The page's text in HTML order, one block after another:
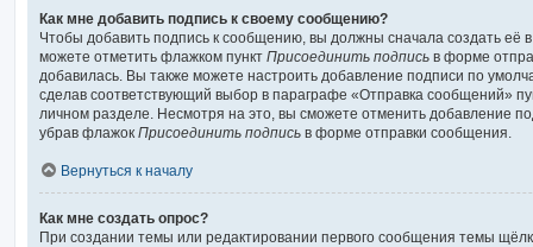
Как мне добавить подпись к своему сообщению?
Чтобы добавить подпись к сообщению, вы должны сначала создать её
можете отметить флажком пункт Присоединить подпись в форме
добавилась. Вы также можете настроить добавление подписи по
сделав соответствующий выбор в параграфе «Отправка сообщений»
личном разделе. Несмотря на это, вы сможете отменить добавление
убрав флажок Присоединить подпись в форме отправки сообщения.
Вернуться к началу
Как мне создать опрос?
При создании темы или редактировании первого сообщения темы